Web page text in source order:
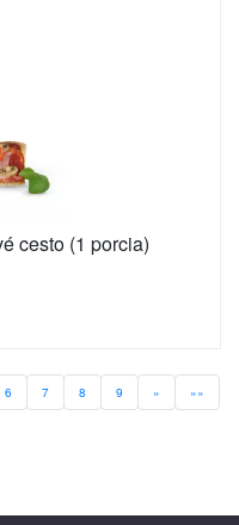
cesto (1 porcia)
6 7 8 9 » »»